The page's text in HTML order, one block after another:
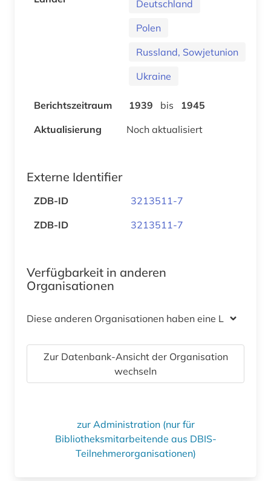
Deutschland
Polen
Russland, Sowjetunion
Ukraine
Berichtszeitraum 1939 bis
1945
Aktualisierung
Noch aktualisiert
Externe Identifier
ZDB-ID
3213511-7
ZDB-ID
3213511-7
Verfügbarkeit in anderen
Organisationen
Diese anderen Organisationen haben eine Lizenz
Zur Datenbank-Ansicht der Organisation
wechseln
zur Administration (nur für
Bibliotheksmitarbeitende aus DBIS-
Teilnehmerorganisationen)